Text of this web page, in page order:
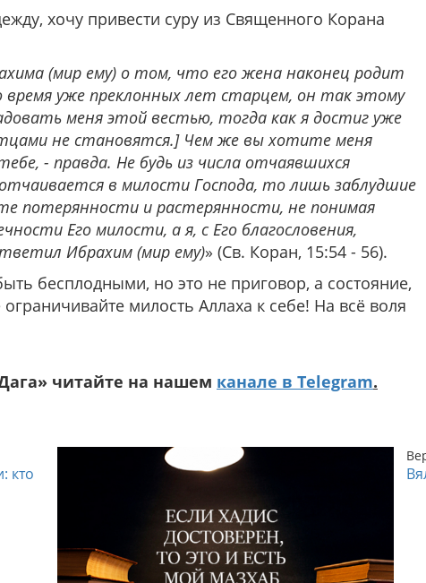
хочу привести суру из Священного Корана
(мир ему) о том, что его жена наконец родит
уже преклонных лет старцем, он так этому
меня этой вестью, тогда как я достиг уже
не становятся.] Чем же вы хотите меня
- правда. Не будь из числа отчаявшихся
в милости Господа, то лишь заблудшие
потерянности и растерянности, не понимая
Его милости, а я, с Его благословения,
Ибрахим (мир ему)» (Св. Коран, 15:54 - 56).
бесплодными, но это не приговор, а состояние,
милость Аллаха к себе! На всё воля
читайте на нашем канале в Telegram.
кто